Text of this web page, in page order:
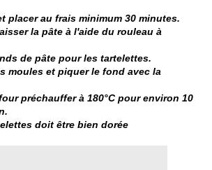
placer au frais minimum 30 minutes.
la pâte à l'aide du rouleau à
de pâte pour les tartelettes.
moules et piquer le fond avec la
préchauffer à 180°C pour environ 10
doit être bien dorée